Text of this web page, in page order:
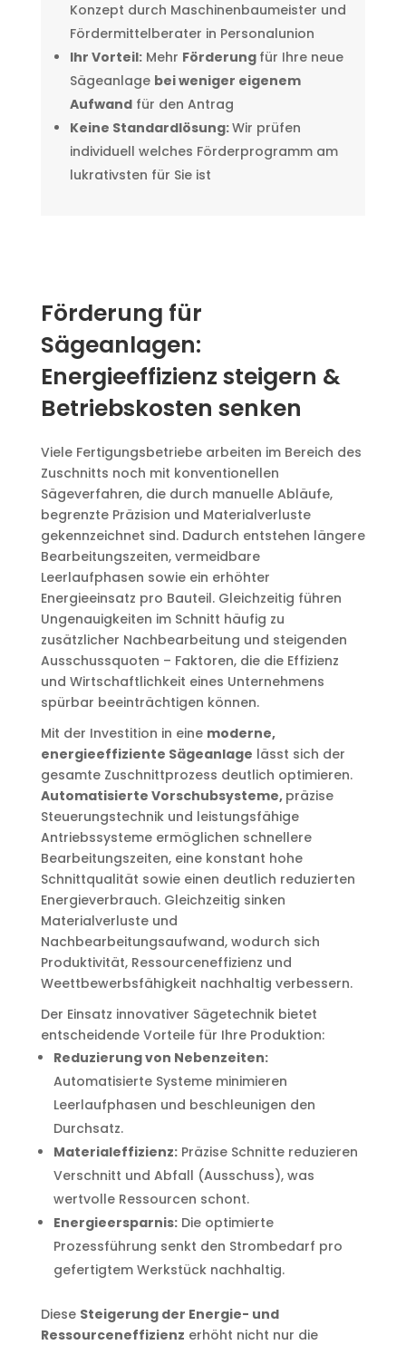
Konzept durch Maschinenbaumeister und
Fördermittelberater in Personalunion
Ihr Vorteil:Mehr Förderung für Ihre neue
Sägeanlage bei weniger eigenem
Aufwandfür den Antrag
Keine Standardlösung:Wir prüfen
individuell welches Förderprogramm am
lukrativsten für Sie ist
Förderung für
Sägeanlagen:
Energieeffizienz steigern &
Betriebskosten senken
Viele Fertigungsbetriebe arbeiten im Bereich des
Zuschnitts noch mit konventionellen
Sägeverfahren, die durch manuelle Abläufe,
begrenzte Präzision und Materialverluste
gekennzeichnet sind. Dadurch entstehen längere
Bearbeitungszeiten, vermeidbare
Leerlaufphasen sowie ein erhöhter
Energieeinsatz pro Bauteil. Gleichzeitig führen
Ungenauigkeiten im Schnitt häufig zu
zusätzlicher Nachbearbeitung und steigenden
Ausschussquoten – Faktoren, die die Effizienz
und Wirtschaftlichkeit eines Unternehmens
spürbar beeinträchtigen können.
Mit der Investition in eine moderne,
energieeffiziente Sägeanlage lässt sich der
gesamte Zuschnittprozess deutlich optimieren.
Automatisierte Vorschubsysteme, präzise
Steuerungstechnik und leistungsfähige
Antriebssysteme ermöglichen schnellere
Bearbeitungszeiten, eine konstant hohe
Schnittqualität sowie einen deutlich reduzierten
Energieverbrauch. Gleichzeitig sinken
Materialverluste und
Nachbearbeitungsaufwand, wodurch sich
Produktivität, Ressourceneffizienz und
Weettbewerbsfähigkeit nachhaltig verbessern.
Der Einsatz innovativer Sägetechnik bietet
entscheidende Vorteile für Ihre Produktion:
Reduzierung von Nebenzeiten:
Automatisierte Systeme minimieren
Leerlaufphasen und beschleunigen den
Durchsatz.
Materialeffizienz:Präzise Schnitte reduzieren
Verschnitt und Abfall (Ausschuss), was
wertvolle Ressourcen schont.
Energieersparnis:Die optimierte
Prozessführung senkt den Strombedarf pro
gefertigtem Werkstück nachhaltig.
Diese Steigerung der Energie- und
Ressourceneffizienz erhöht nicht nur die